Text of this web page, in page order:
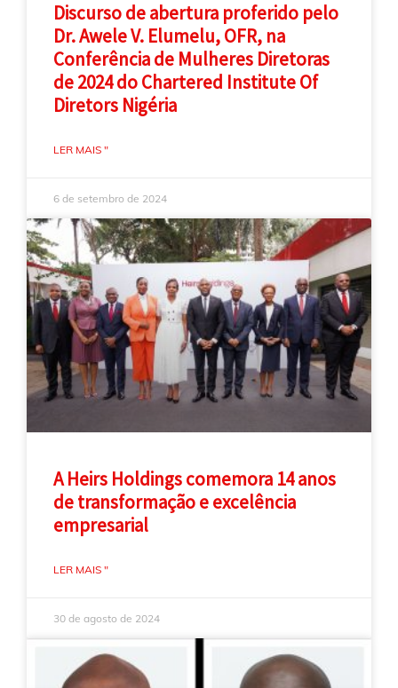
Discurso de abertura proferido pelo
Dr. Awele V. Elumelu, OFR, na
Conferência de Mulheres Diretoras
de 2024 do Chartered Institute Of
Diretors Nigéria
LER MAIS "
6 de setembro de 2024
A Heirs Holdings comemora 14 anos
de transformação e excelência
empresarial
LER MAIS "
30 de agosto de 2024